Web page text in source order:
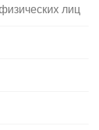
лиц